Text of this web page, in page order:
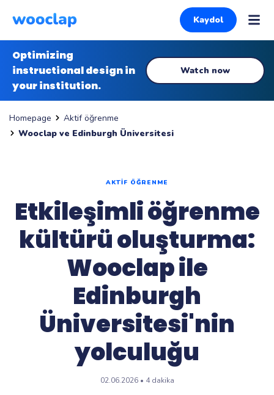
Kaydol
Optimizing
instructional design in
your institution.
Watch now
Homepage
Aktif öğrenme
Wooclap ve Edinburgh Üniversitesi
AKTIF ÖĞRENME
Etkileşimli öğrenme
kültürü oluşturma:
Wooclap ile
Edinburgh
Üniversitesi'nin
yolculuğu
02.06.2026 • 4 dakika